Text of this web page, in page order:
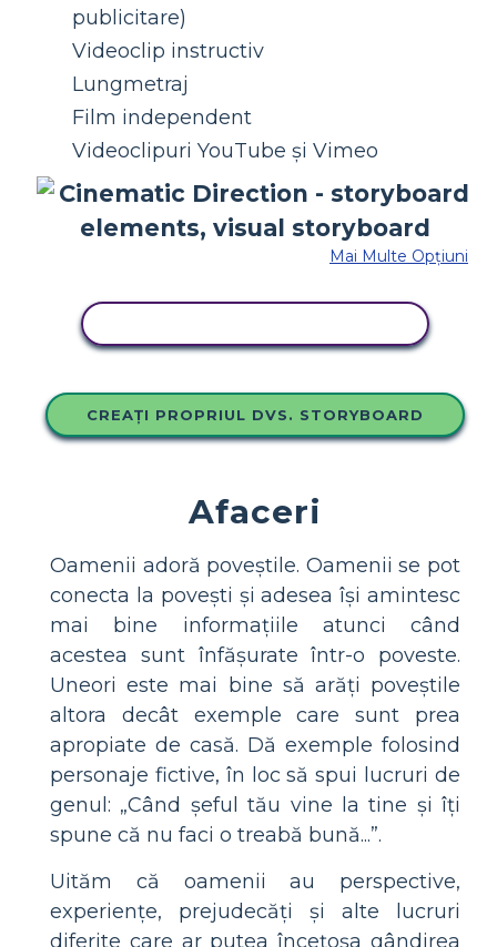
publicitare)
Videoclip instructiv
Lungmetraj
Film independent
Videoclipuri YouTube și Vimeo
Mai Multe Opțiuni
CREAȚI PROPRIUL DVS. STORYBOARD
Afaceri
Oamenii adoră poveștile. Oamenii se pot
conecta la povești și adesea își amintesc
mai bine informațiile atunci când
acestea sunt înfășurate într-o poveste.
Uneori este mai bine să arăți poveștile
altora decât exemple care sunt prea
apropiate de casă. Dă exemple folosind
personaje fictive, în loc să spui lucruri de
genul: „Când șeful tău vine la tine și îți
spune că nu faci o treabă bună...”.
Uităm că oamenii au perspective,
experiențe, prejudecăți și alte lucruri
diferite care ar putea încețoșa gândirea